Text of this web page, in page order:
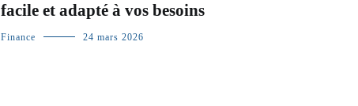
facile et adapté à vos besoins
Finance 24 mars 2026